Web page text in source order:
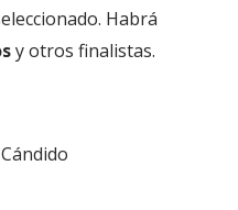
Habrá
y otros finalistas.